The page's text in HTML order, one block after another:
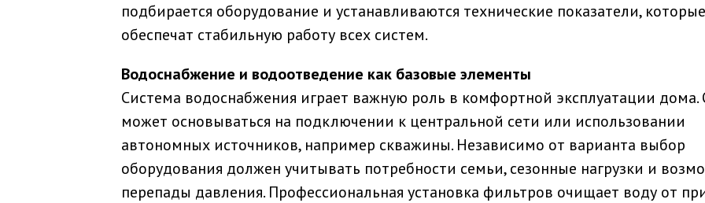
подбирается оборудование и устанавливаются технические показатели, которые
обеспечат стабильную работу всех систем.
Водоснабжение и водоотведение как базовые элементы
Система водоснабжения играет важную роль в комфортной эксплуатации дома.
может основываться на подключении к центральной сети или использовании
автономных источников, например скважины. Независимо от варианта выбор
оборудования должен учитывать потребности семьи, сезонные нагрузки и
перепады давления. Профессиональная установка фильтров очищает воду от